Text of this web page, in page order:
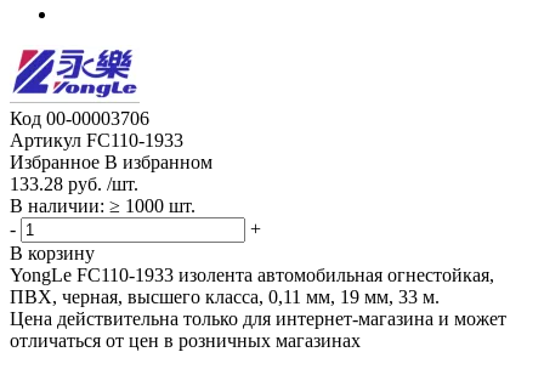
Код 00-00003706
Артикул FC110-1933
Избранное В избранном
133.28 руб. /шт.
В наличии: ≥ 1000 шт.
-
+
В корзину
YongLe FC110-1933 изолента автомобильная огнестойкая,
ПВХ, черная, высшего класса, 0,11 мм, 19 мм, 33 м.
Цена действительна только для интернет-магазина и может
отличаться от цен в розничных магазинах